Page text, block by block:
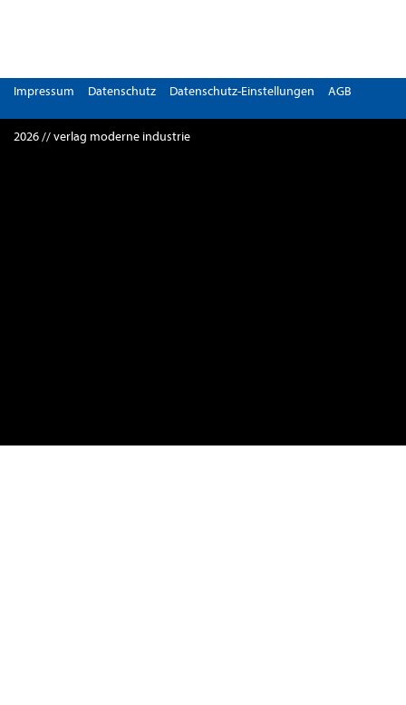
Impressum Datenschutz Datenschutz-Einstellungen AGB
2026 // verlag moderne industrie